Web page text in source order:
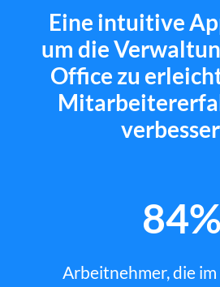
Eine intuitive
um die
Office zu
84%
Arbeitnehmer, die